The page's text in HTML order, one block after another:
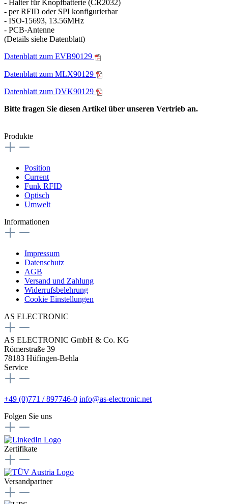
- Halter für Knopfbatterie (CR2032)
- per RFID oder SPI konfigurierbar
- ISO-15693, 13.56MHz
- PCB-Antenne
(Details siehe Datenblatt)
Datenblatt zum EVB90129
Datenblatt zum MLX90129
Datenblatt zum DVK90129
Bitte fragen Sie diesen Artikel über unseren Vertrieb an.
Produkte
Position
Current
Funk RFID
Optisch
Umwelt
Informationen
Impressum
Datenschutz
AGB
Versand und Zahlung
Widerrufsbelehrung
Cookie Einstellungen
AS ELECTRONIC
AS ELECTRONIC GmbH & Co. KG
Römerstraße 39
78183 Hüfingen-Behla
Service
+49 (0)771 / 897746-0 info@as-electronic.net
Folgen Sie uns
Zertifikate
Versandpartner